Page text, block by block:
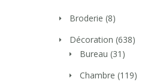
Broderie (8)
Décoration (638)
Bureau (31)
Chambre (119)